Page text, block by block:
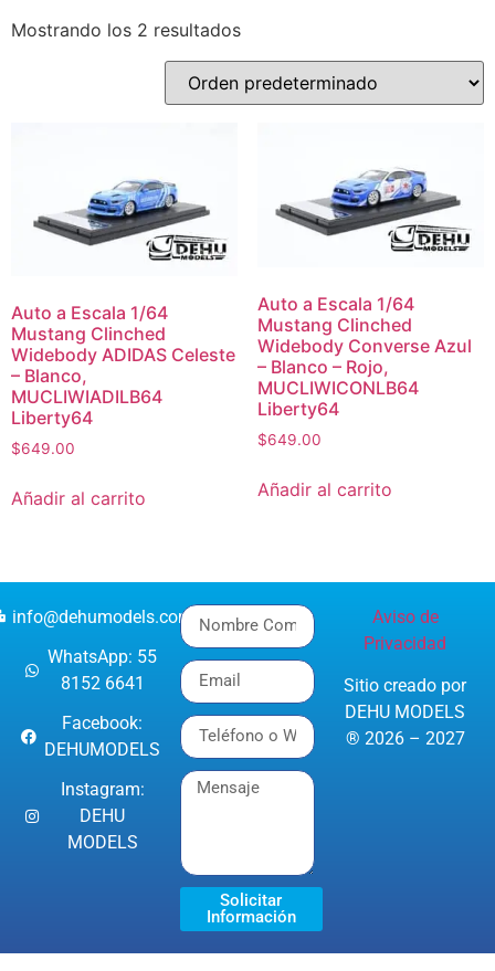
Mostrando los 2 resultados
Auto a Escala 1/64
Mustang Clinched
Widebody ADIDAS Celeste
– Blanco,
MUCLIWIADILB64
Liberty64
$649.00
Añadir al carrito
Auto a Escala 1/64
Mustang Clinched
Widebody Converse Azul
– Blanco – Rojo,
MUCLIWICONLB64
Liberty64
$649.00
Añadir al carrito
info@dehumodels.com
WhatsApp: 55
8152 6641
Facebook:
DEHUMODELS
Instagram:
DEHU
MODELS
Solicitar
Información
Aviso de
Privacidad
Sitio creado por
DEHU MODELS
® 2026 – 2027